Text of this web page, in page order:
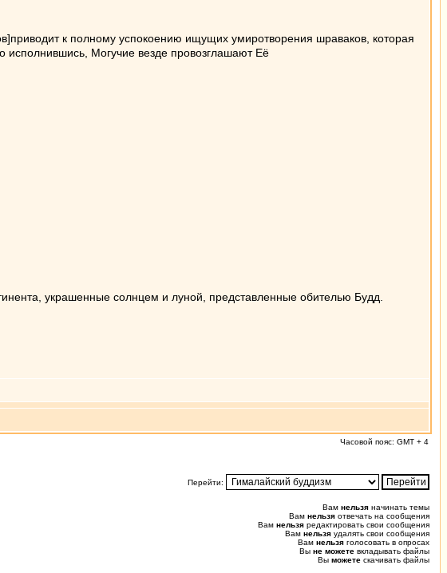
к полному успокоению ищущих умиротворения шраваков, которая
исполнившись, Могучие везде провозглашают Её
украшенные солнцем и луной, представленные обителью Будд.
Часовой пояс: GMT + 4
Перейти:
Вам нельзя начинать темы
Вам нельзя отвечать на сообщения
Вам нельзя редактировать свои сообщения
Вам нельзя удалять свои сообщения
Вам нельзя голосовать в опросах
Вы не можете вкладывать файлы
Вы можете скачивать файлы